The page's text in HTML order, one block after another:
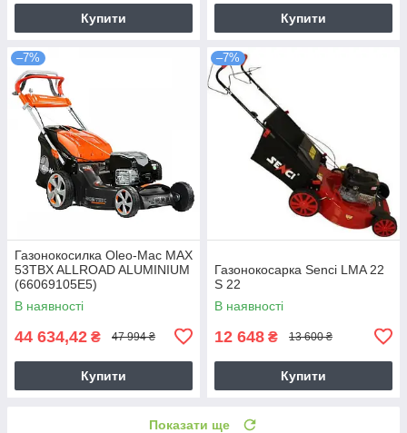
Купити Купити
–7%
Газонокосилка Оlео-Маc MAX
53TBX ALLROAD ALUMINIUM
(66069105E5)
В наявності
44 634,42 ₴ 47 994 ₴
Купити
–7%
Газонокосарка Senci LMA 22
S 22
В наявності
12 648 ₴ 13 600 ₴
Купити
Показати ще